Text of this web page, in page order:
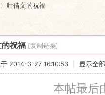
叶倩文的祝福
的祝福 [复制链接]
于 2014-3-27 16:10:53 显示全
本帖最后